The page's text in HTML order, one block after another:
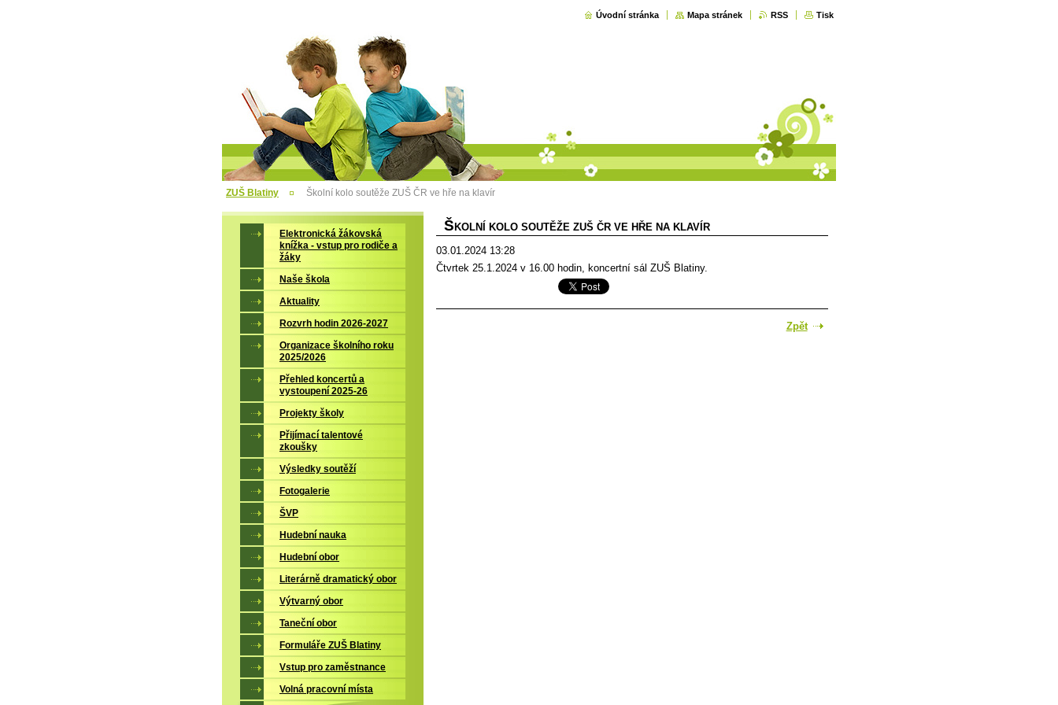
Úvodní stránka Mapa stránek RSS Tisk
ZUŠ Blatiny Školní kolo soutěže ZUŠ ČR ve hře na klavír
Š KOLNÍ KOLO SOUTĚŽE ZUŠ ČR VE HŘE NA KLAVÍR
03.01.2024 13:28
Čtvrtek 25.1.2024 v 16.00 hodin, koncertní sál ZUŠ Blatiny.
Zpět
Elektronická žákovská
knížka - vstup pro rodiče a
žáky
Naše škola
Aktuality
Rozvrh hodin 2026-2027
Organizace školního roku
2025/2026
Přehled koncertů a
vystoupení 2025-26
Projekty školy
Přijímací talentové
zkoušky
Výsledky soutěží
Fotogalerie
ŠVP
Hudební nauka
Hudební obor
Literárně dramatický obor
Výtvarný obor
Taneční obor
Formuláře ZUŠ Blatiny
Vstup pro zaměstnance
Volná pracovní místa